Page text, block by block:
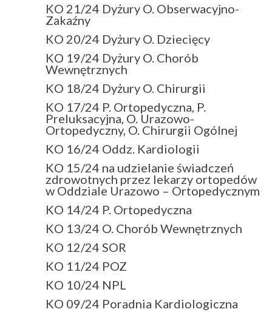
KO 21/24 Dyżury O. Obserwacyjno-
Zakaźny
KO 20/24 Dyżury O. Dziecięcy
KO 19/24 Dyżury O. Chorób
Wewnętrznych
KO 18/24 Dyżury O. Chirurgii
KO 17/24 P. Ortopedyczna, P.
Preluksacyjna, O. Urazowo-
Ortopedyczny, O. Chirurgii Ogólnej
KO 16/24 Oddz. Kardiologii
KO 15/24 na udzielanie świadczeń
zdrowotnych przez lekarzy ortopedów
w Oddziale Urazowo – Ortopedycznym
KO 14/24 P. Ortopedyczna
KO 13/24 O. Chorób Wewnętrznych
KO 12/24 SOR
KO 11/24 POZ
KO 10/24 NPL
KO 09/24 Poradnia Kardiologiczna